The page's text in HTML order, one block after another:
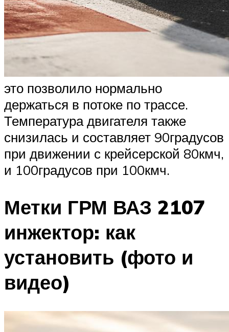
это позволило нормально
держаться в потоке по трассе.
Температура двигателя также
снизилась и составляет 90градусов
при движении с крейсерской 80кмч,
и 100градусов при 100кмч.
Метки ГРМ ВАЗ 2107
инжектор: как
установить (фото и
видео)